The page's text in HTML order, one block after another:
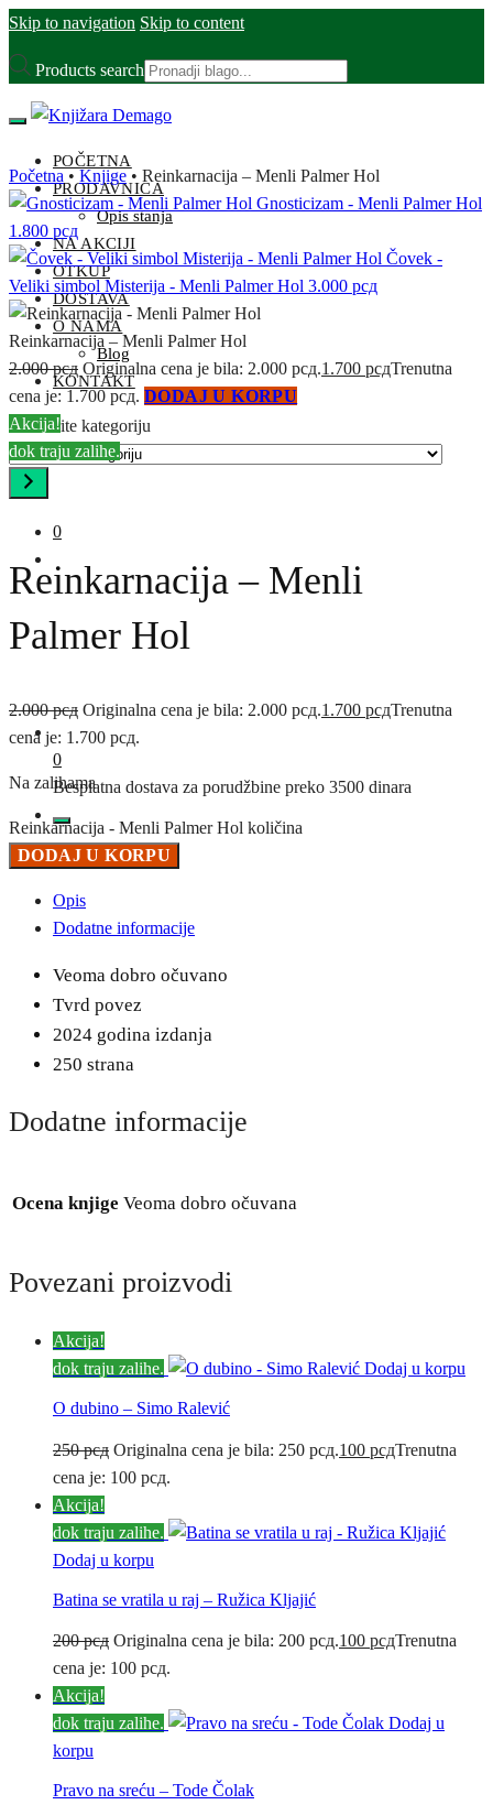
Skip to navigation Skip to content
Products search
POČETNA
PRODAVNICA
Opis stanja
NA AKCIJI
OTKUP
DOSTAVA
O NAMA
Blog
KONTAKT
Odaberite kategoriju
0
0
Besplatna dostava za porudžbine preko 3500 dinara
Početna • Knjige • Reinkarnacija – Menli Palmer Hol
Gnosticizam - Menli Palmer Hol
1.800 рсд
Čovek -
Veliki simbol Misterija - Menli Palmer Hol 3.000 рсд
Reinkarnacija – Menli Palmer Hol
2.000рсд Originalna cena je bila: 2.000 рсд.1.700 рсдTrenutna
cena je: 1.700 рсд. DODAJ U KORPU
Akcija!
dok traju zalihe.
Reinkarnacija – Menli
Palmer Hol
2.000рсд Originalna cena je bila: 2.000 рсд.1.700 рсдTrenutna
cena je: 1.700 рсд.
Na zalihama
Reinkarnacija - Menli Palmer Hol količina
DODAJ U KORPU
Opis
Dodatne informacije
Veoma dobro očuvano
Tvrd povez
2024 godina izdanja
250 strana
Dodatne informacije
Ocena knjige Veoma dobro očuvana
Povezani proizvodi
Akcija!
dok traju zalihe.
Dodaj u korpu
O dubino – Simo Ralević
250рсд Originalna cena je bila: 250 рсд.100 рсдTrenutna
cena je: 100 рсд.
Akcija!
dok traju zalihe.
Dodaj u korpu
Batina se vratila u raj – Ružica Kljajić
200рсд Originalna cena je bila: 200 рсд.100 рсдTrenutna
cena je: 100 рсд.
Akcija!
dok traju zalihe.
Dodaj u
korpu
Pravo na sreću – Tode Čolak